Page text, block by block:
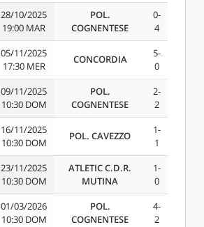
28/10/2025
19:00 MAR
POL.
COGNENTESE
0-
4
05/11/2025
17:30 MER
CONCORDIA
5-
0
09/11/2025
10:30 DOM
POL.
COGNENTESE
2-
2
16/11/2025
10:30 DOM
POL. CAVEZZO
1-
1
23/11/2025
10:30 DOM
ATLETIC C.D.R.
MUTINA
1-
0
01/03/2026
10:30 DOM
POL.
COGNENTESE
4-
2